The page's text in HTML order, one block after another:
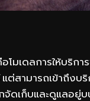
อโมเดลการให้บริ
สามารถเข้าถึงบริ
เก็บและดูแลอยู่บ